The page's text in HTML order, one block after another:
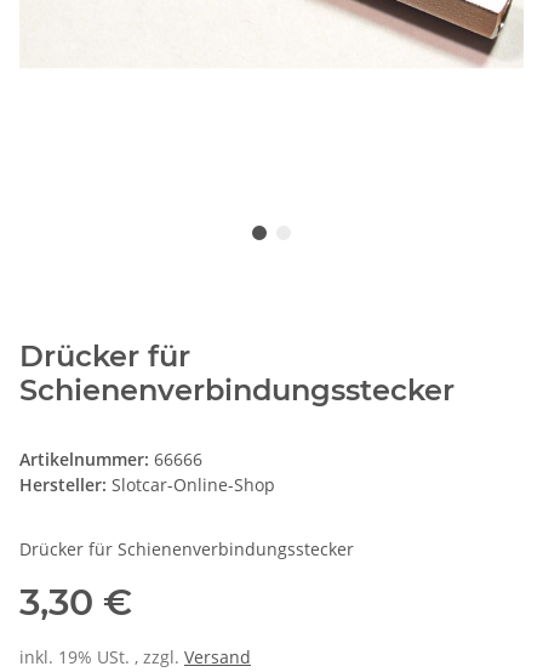
Drücker für
Schienenverbindungsstecker
Artikelnummer: 66666
Hersteller: Slotcar-Online-Shop
Drücker für Schienenverbindungsstecker
3,30 €
inkl. 19% USt. , zzgl. Versand